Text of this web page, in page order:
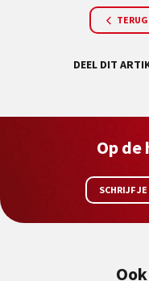
DEEL DIT
Op
SCHRIJF